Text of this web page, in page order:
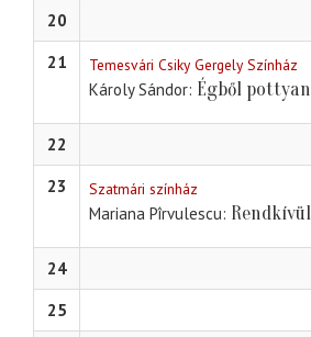
20
21
Temesvári Csiky Gergely Színház
Károly Sándor Égből
22
23
Szatmári színház
Mariana Pîrvulescu
24
25